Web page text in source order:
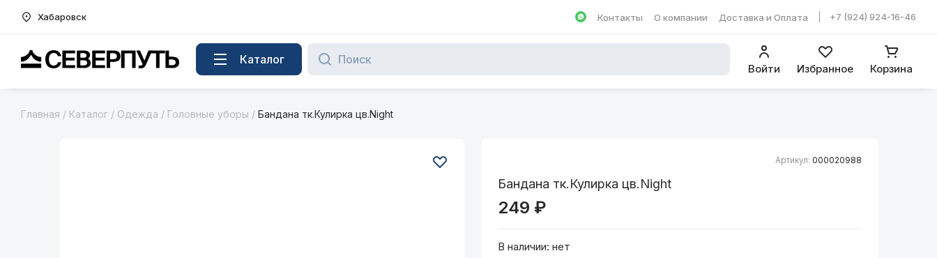
Хабаровск
Написать в WhatsApp
Контакты О компании Доставка и Оплата +7 (924) 924-16-46
Вернуться на главную страницу Каталог
Войти Избранное Корзина
Главная / Каталог / Одежда / Головные уборы / Бандана тк.Кулирка цв.Night
Артикул: 000020988
Бандана тк.Кулирка цв.Night
249 ₽
В наличии: нет